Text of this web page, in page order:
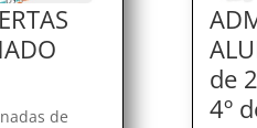
de
de
4º